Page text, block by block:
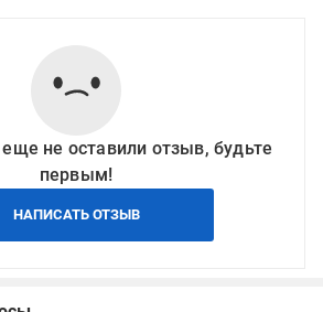
не оставили отзыв, будьте
первым!
НАПИСАТЬ ОТЗЫВ